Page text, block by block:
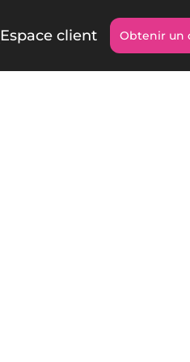
Espace client
Obtenir un
Obtenir un